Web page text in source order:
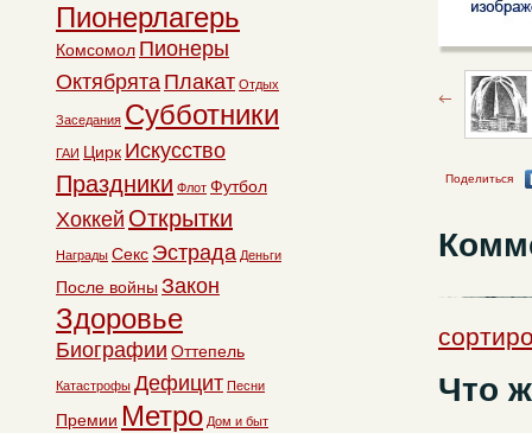
Поделиться
Что
Пионерлагерь
Комсомол Пионеры
Октябрята Плакат Отдых
Заседания Субботники
ГАИ Цирк Искусство
Праздники Флот Футбол
Хоккей Открытки
Награды Секс Эстрада Деньги
После войны Закон
Здоровье
Биографии Оттепель
Катастрофы Дефицит Песни
Премии Метро Дом и быт